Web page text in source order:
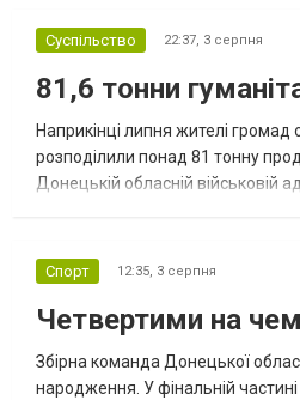
Суспільство 22:37, 3 серпня
81,6 тонни
Наприкінці липня жителі громад
розподілили понад 81 тонну
Донецькій обласній військовій
Спорт 12:35, 3 серпня
Четвертими на
Збірна команда Донецької
народження. У фінальній